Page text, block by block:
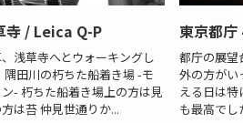
寺 / Leica Q-P
浅草寺へとウォーキングし
田川の朽ちた船着き場 -モ
- 朽ちた船着き場上の方は見
は苔 仲見世通りか...
東京都庁
都庁の展望
外の方がい
える日は
も最高でし